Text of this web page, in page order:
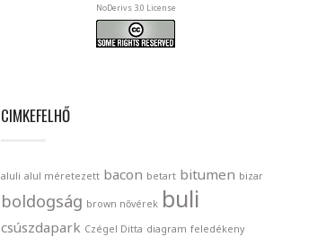
NoDerivs 3.0 License
CIMKEFELHŐ
aluli alul méretezett bacon betart bitumen bizar
boldogság brown nővérek buli
csúszdapark Czégel Ditta diagram feledékeny